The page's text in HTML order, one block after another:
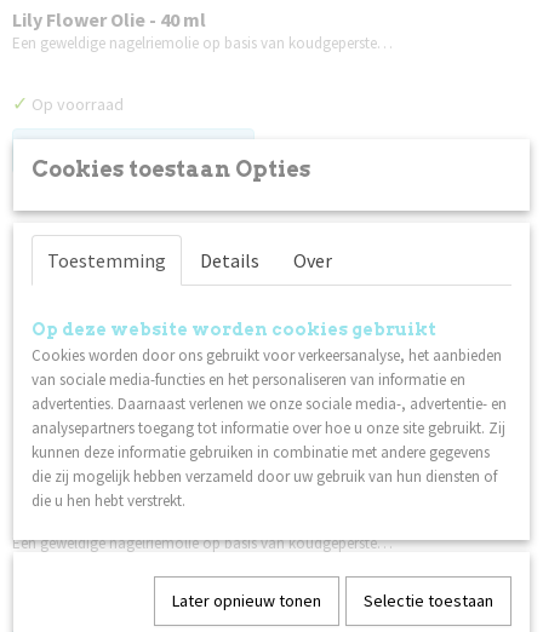
Lily Flower Olie - 40 ml
Een geweldige nagelriemolie op basis van koudgeperste…
✓ Op voorraad
Een geweldige nagelriemolie op basis van koudgeperste…
Cookies toestaan Opties
Toestemming Details Over
Op deze website worden cookies gebruikt
Cookies worden door ons gebruikt voor verkeersanalyse, het aanbieden
van sociale media-functies en het personaliseren van informatie en
advertenties. Daarnaast verlenen we onze sociale media-, advertentie- en
analysepartners toegang tot informatie over hoe u onze site gebruikt. Zij
kunnen deze informatie gebruiken in combinatie met andere gegevens
die zij mogelijk hebben verzameld door uw gebruik van hun diensten of
die u hen hebt verstrekt.
Later opnieuw tonen Selectie toestaan